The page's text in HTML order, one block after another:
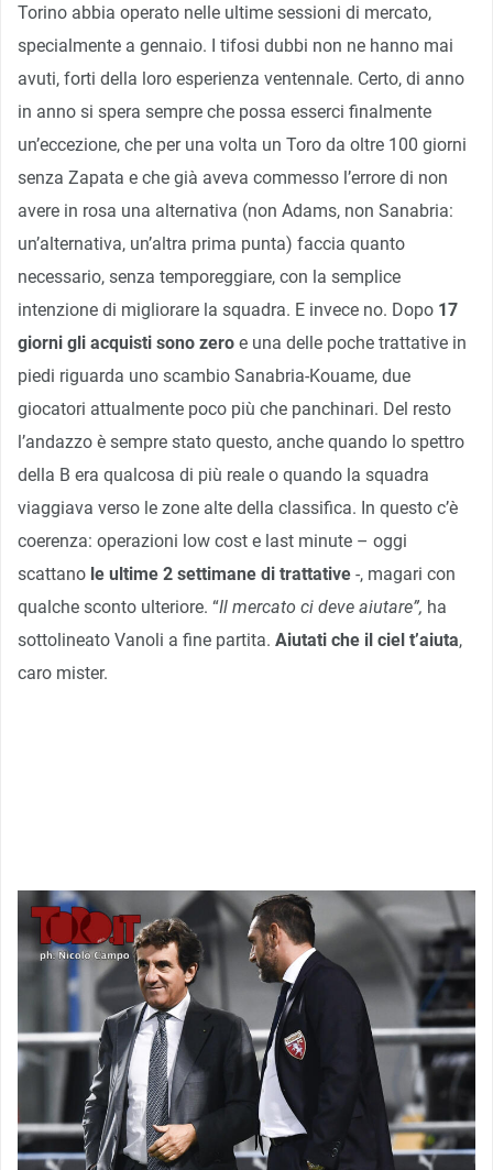
Torino abbia operato nelle ultime sessioni di mercato,
specialmente a gennaio. I tifosi dubbi non ne hanno mai
avuti, forti della loro esperienza ventennale. Certo, di anno
in anno si spera sempre che possa esserci finalmente
un’eccezione, che per una volta un Toro da oltre 100 giorni
senza Zapata e che già aveva commesso l’errore di non
avere in rosa una alternativa (non Adams, non Sanabria:
un’alternativa, un’altra prima punta) faccia quanto
necessario, senza temporeggiare, con la semplice
intenzione di migliorare la squadra. E invece no. Dopo 17
giorni gli acquisti sono zero e una delle poche trattative in
piedi riguarda uno scambio Sanabria-Kouame, due
giocatori attualmente poco più che panchinari. Del resto
l’andazzo è sempre stato questo, anche quando lo spettro
della B era qualcosa di più reale o quando la squadra
viaggiava verso le zone alte della classifica. In questo c’è
coerenza: operazioni low cost e last minute – oggi
scattano le ultime 2 settimane di trattative -, magari con
qualche sconto ulteriore. “Il mercato ci deve aiutare”, ha
sottolineato Vanoli a fine partita. Aiutati che il ciel t’aiuta,
caro mister.